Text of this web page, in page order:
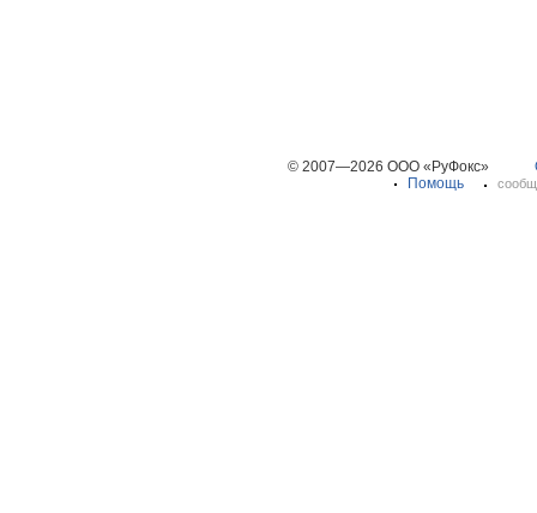
© 2007—2026 ООО «РуФокс»
Помощь